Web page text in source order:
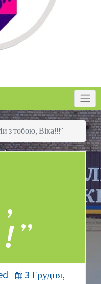
з тобою, Віка!!!”
3 Грудня,